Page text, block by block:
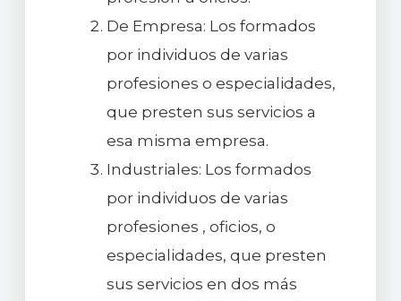
De Empresa: Los formados
por individuos de varias
profesiones o especialidades,
que presten sus servicios a
esa misma empresa.
Industriales: Los formados
por individuos de varias
profesiones , oficios, o
especialidades, que presten
sus servicios en dos más